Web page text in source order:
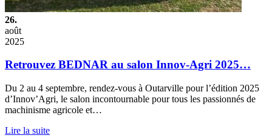
26.
août
2025
Retrouvez BEDNAR au salon Innov-Agri 2025…
Du 2 au 4 septembre, rendez-vous à Outarville pour l’édition 2025
d’Innov’Agri, le salon incontournable pour tous les passionnés de
machinisme agricole et…
Lire la suite